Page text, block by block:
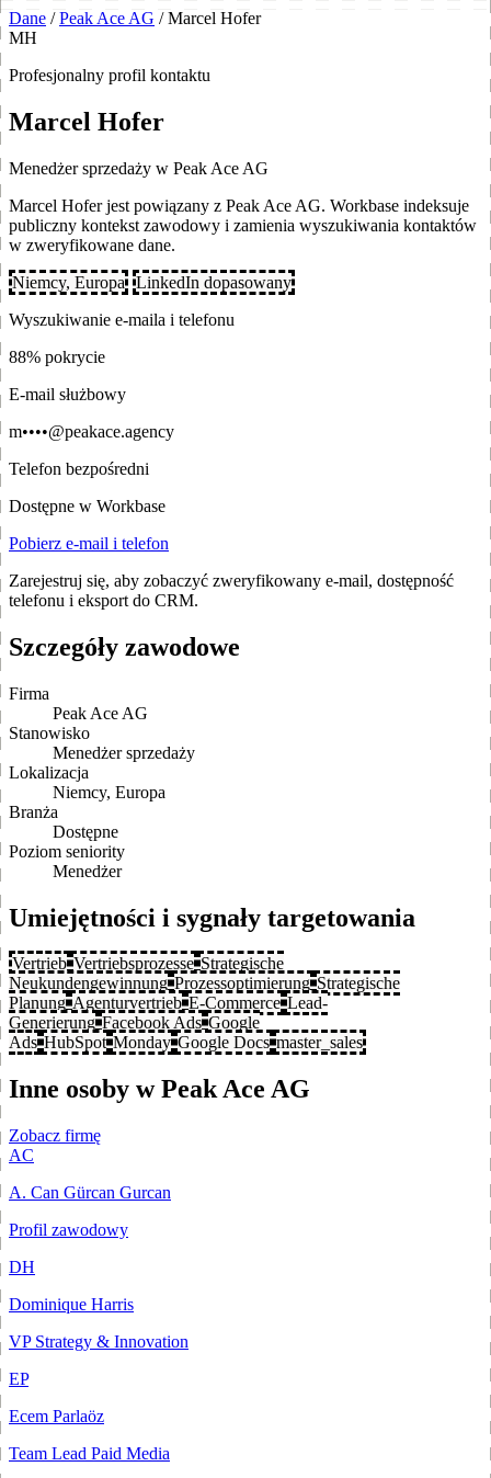
Dane / Peak Ace AG / Marcel Hofer
MH
Profesjonalny profil kontaktu
Marcel Hofer
Menedżer sprzedaży w Peak Ace AG
Marcel Hofer jest powiązany z Peak Ace AG. Workbase indeksuje
publiczny kontekst zawodowy i zamienia wyszukiwania kontaktów
w zweryfikowane dane.
Niemcy, Europa
LinkedIn dopasowany
Wyszukiwanie e-maila i telefonu
88% pokrycie
E-mail służbowy
m••••@peakace.agency
Telefon bezpośredni
Dostępne w Workbase
Pobierz e-mail i telefon
Zarejestruj się, aby zobaczyć zweryfikowany e-mail, dostępność
telefonu i eksport do CRM.
Szczegóły zawodowe
Firma
Peak Ace AG
Stanowisko
Menedżer sprzedaży
Lokalizacja
Niemcy, Europa
Branża
Dostępne
Poziom seniority
Menedżer
Umiejętności i sygnały targetowania
Vertrieb Vertriebsprozesse Strategische
Neukundengewinnung Prozessoptimierung Strategische
Planung Agenturvertrieb E-Commerce Lead-
Generierung Facebook Ads Google
Ads HubSpot Monday Google Docs master_sales
Inne osoby w Peak Ace AG
Zobacz firmę
AC
A. Can Gürcan Gurcan
Profil zawodowy
DH
Dominique Harris
VP Strategy & Innovation
EP
Ecem Parlaöz
Team Lead Paid Media